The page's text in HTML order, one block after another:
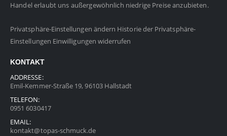
Handel erlaubt uns außergewöhnlich niedrige Preise anzubieten.
Privatsphäre-Einstellungen ändern Historie der Privatsphäre-
Einstellungen Einwilligungen widerrufen
KONTAKT
ADDRESSE:
Emil-Kemmer-Straße 19, 96103 Hallstadt
TELEFON:
0951 6030417
EMAIL:
kontakt@topas-schmuck.de